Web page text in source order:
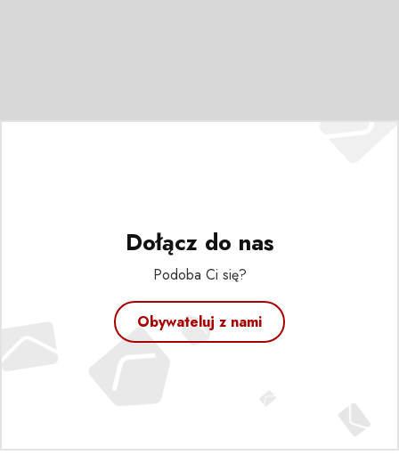
Dołącz do nas
Podoba Ci się?
Obywateluj z nami